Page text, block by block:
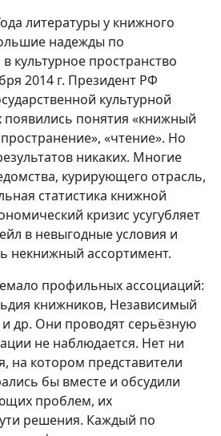
литературы у книжного
надежды по
культурное пространство
2014 г. Президент РФ
культурной
появились понятия «книжный
«чтение». Но
никаких. Многие
курирующего отрасль,
статистика книжной
кризис усугубляет
в невыгодные условия и
некнижный ассортимент.
профильных ассоциаций:
книжников, Независимый
др. Они проводят серьёзную
не наблюдается. Нет ни
на котором представители
бы вместе и обсудили
проблем, их
решения. Каждый по